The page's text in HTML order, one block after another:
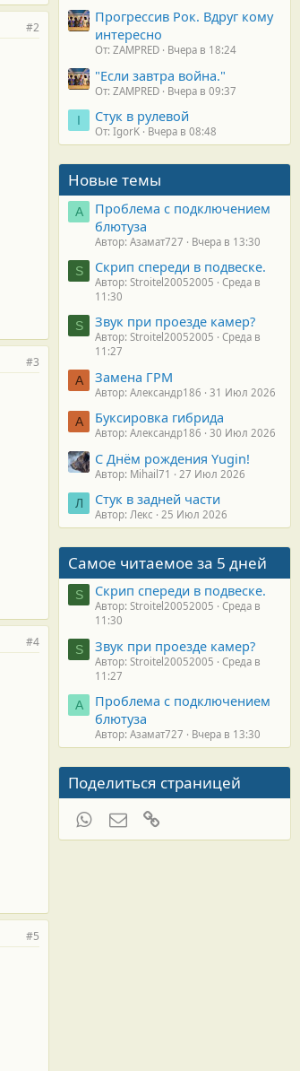
#2
#3
#4
#5
Прогрессив Рок. Вдруг кому
интересно
От: ZAMPRED Вчера в 18:24
"Если завтра война."
От: ZAMPRED Вчера в 09:37
I Стук в рулевой
От: IgorK Вчера в 08:48
Новые темы
А
Проблема с подключением
блютуза
Автор: Азамат727 Вчера в 13:30
S Скрип спереди в подвеске.
Автор: Stroitel20052005
Среда в
11:30
S Звук при проезде камер?
Автор: Stroitel20052005
Среда в
11:27
А Замена ГРМ
Автор: Александр186 31 Июл 2026
А Буксировка гибрида
Автор: Александр186 30 Июл 2026
С Днём рождения Yugin!
Автор: Mihail71 27 Июл 2026
Л Стук в задней части
Автор: Лекс 25 Июл 2026
Самое читаемое за 5 дней
S Скрип спереди в подвеске.
Автор: Stroitel20052005
Среда в
11:30
S Звук при проезде камер?
Автор: Stroitel20052005
Среда в
11:27
А
Проблема с подключением
блютуза
Автор: Азамат727 Вчера в 13:30
Поделиться страницей
WhatsAppЭлектронная почта